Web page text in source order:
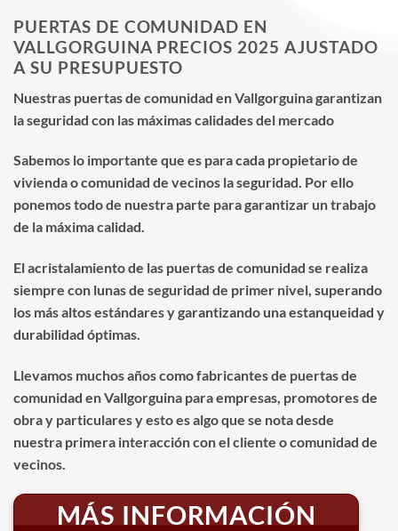
PUERTAS DE COMUNIDAD EN
VALLGORGUINA PRECIOS 2025 AJUSTADO
A SU PRESUPUESTO
Nuestras puertas de comunidad en Vallgorguina garantizan
la seguridad con las máximas calidades del mercado
Sabemos lo importante que es para cada propietario de
vivienda o comunidad de vecinos la seguridad. Por ello
ponemos todo de nuestra parte para garantizar un trabajo
de la máxima calidad.
El acristalamiento de las puertas de comunidad se realiza
siempre con lunas de seguridad de primer nivel, superando
los más altos estándares y garantizando una estanqueidad y
durabilidad óptimas.
Llevamos muchos años como fabricantes de puertas de
comunidad en Vallgorguina para empresas, promotores de
obra y particulares y esto es algo que se nota desde
nuestra primera interacción con el cliente o comunidad de
vecinos.
MÁS INFORMACIÓN